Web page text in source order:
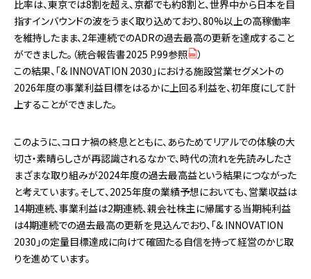
比率は、東京では8割を超え、京都でも約8割と、世界中から日本を目
指すインバウンドの波をうまく取り込めており、80%以上の高稼働率
を維持したまま、2年連続でのADRの過去最高の更新を達成すること
ができました。（統合報告書2025 P.99参照
）
この結果、「& INNOVATION 2030」における施設営業セグメントの
2026年度の事業利益目標をはるかに上回る利益を、初年度にして計
上することができました。
このように、コロナ禍の終息とともに、あらためてリアルでの体験の大
切さ・素晴らしさが再認識されるなかで、時代の流れを先読みしたさ
まざまな取り組みが2024年度の過去最高益という結果につながった
と考えています。そして、2025年度の業績予想においても、営業収益は
14期連続、事業利益は2期連続、親会社株主に帰属する当期純利益
は4期連続での過去最高の更新を見込んでおり、「& INNOVATION
2030」の定量目標達成に向けて確固たる自信を持って経営のかじ取
りを進めています。